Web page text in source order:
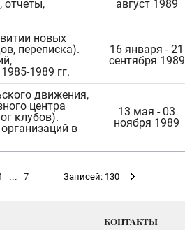
отчеты,
август 1989
новых
переписка).
1989 гг.
16 января - 21
сентября 1989
движения,
центра
клубов).
в
13 мая - 03
ноября 1989
… 7 Записей: 130
КОНТАКТЫ